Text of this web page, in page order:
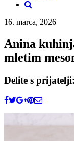
16. marca, 2026
Anina
mletim
Delite s prijatelji: